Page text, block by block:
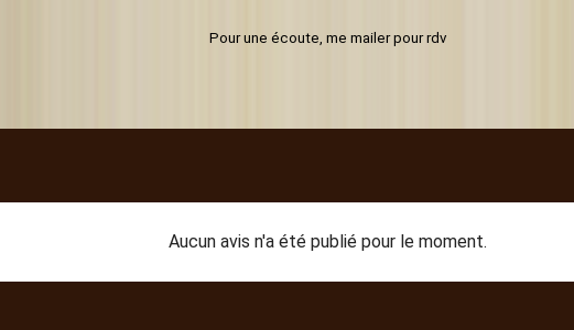
Pour une écoute, me mailer pour rdv
Aucun avis n'a été publié pour le moment.